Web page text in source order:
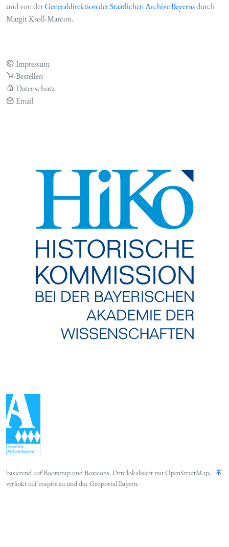
und von derGeneraldirektion der Staatlichen Archive Bayernsdurch
Margit Ksoll-Marcon.
Impressum
Bestellen
Datenschutz
Email
basierend aufBootstrapundBoxicons. Orte lokalisiert mitOpenStreetMap,
verlinkt aufmapire.euund das Geoportal Bayern.